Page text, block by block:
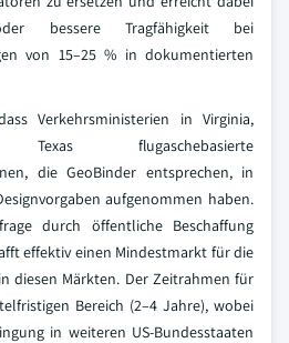
bessere Tragfähigkeit bei
von 15–25 % in dokumentierten
Verkehrsministerien in Virginia,
flugaschebasierte
die GeoBinder entsprechen, in
aufgenommen haben.
durch öffentliche Beschaffung
effektiv einen Mindestmarkt für die
diesen Märkten. Der Zeitrahmen für
Bereich (2–4 Jahre), wobei
in weiteren US-Bundesstaaten